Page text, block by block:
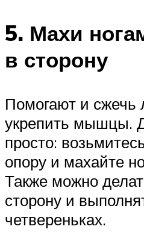
5. Махи
в сторону
Помогают и
укрепить мышцы.
просто:
опору и махайте
Также можно
сторону и
четвереньках.